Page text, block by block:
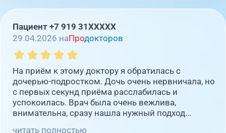
Пациент +7 919 31XXXXX
29.04.2026 наПродокторов
На приём к этому доктору я обратилась с
дочерью-подростком. Дочь очень нервничала, но
с первых секунд приёма расслабилась и
успокоилась. Врач была очень вежлива,
внимательна, сразу нашла нужный подход...
читать полностью